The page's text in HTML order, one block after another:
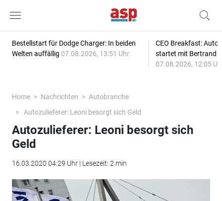
Bestellstart für Dodge Charger: In beiden
Welten auffällig 07.08.2026, 13:51 Uhr
CEO Breakfast:
startet mit Bertrand
07.08.2026, 12:05
Home Nachrichten
Autobranche
Autozulieferer: Leoni besorgt sich Geld
Autozulieferer: Leoni besorgt sich
Geld
16.03.2020 04:29 Uhr | Lesezeit: 2 min